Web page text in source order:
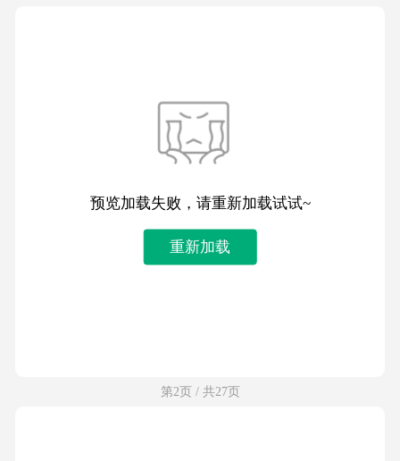
预览加载失败，请重新加载试试~
重新加载
第2页 / 共27页